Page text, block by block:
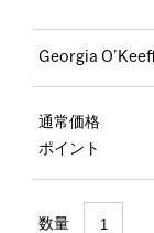
Georgia
通常価格
ポイント
数量